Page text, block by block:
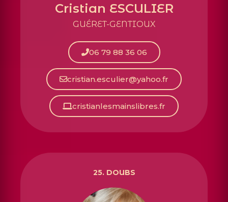
Cristian ESCULIER
GUÉRET-GENTIOUX
06 79 88 36 06
cristian.esculier@yahoo.fr
cristianlesmainslibres.fr
25. DOUBS